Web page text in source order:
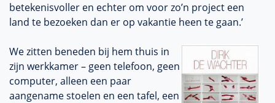
betekenisvoller en echter om voor zo’n project een
land te bezoeken dan er op vakantie heen te gaan.’
We zitten beneden bij hem thuis in
zijn werkkamer – geen telefoon, geen
computer, alleen een paar
aangename stoelen en een tafel, een